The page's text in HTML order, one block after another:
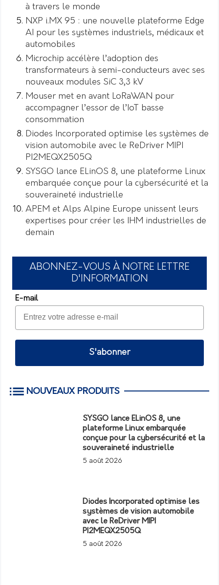
à travers le monde
NXP i.MX 95 : une nouvelle plateforme Edge
AI pour les systèmes industriels, médicaux et
automobiles
Microchip accélère l’adoption des
transformateurs à semi-conducteurs avec ses
nouveaux modules SiC 3,3 kV
Mouser met en avant LoRaWAN pour
accompagner l’essor de l’IoT basse
consommation
Diodes Incorporated optimise les systèmes de
vision automobile avec le ReDriver MIPI
PI2MEQX2505Q
SYSGO lance ELinOS 8, une plateforme Linux
embarquée conçue pour la cybersécurité et la
souveraineté industrielle
APEM et Alps Alpine Europe unissent leurs
expertises pour créer les IHM industrielles de
demain
ABONNEZ-VOUS À NOTRE LETTRE
D'INFORMATION
E-mail
S'abonner
NOUVEAUX PRODUITS
SYSGO lance ELinOS 8, une
plateforme Linux embarquée
conçue pour la cybersécurité et la
souveraineté industrielle
5 août 2026
Diodes Incorporated optimise les
systèmes de vision automobile
avec le ReDriver MIPI
PI2MEQX2505Q
5 août 2026